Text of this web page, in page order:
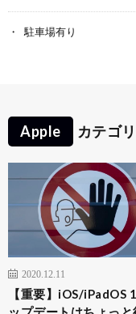
駐車場有り
Apple カテゴ
2020.12.11
【重要】iOS/iPadOS